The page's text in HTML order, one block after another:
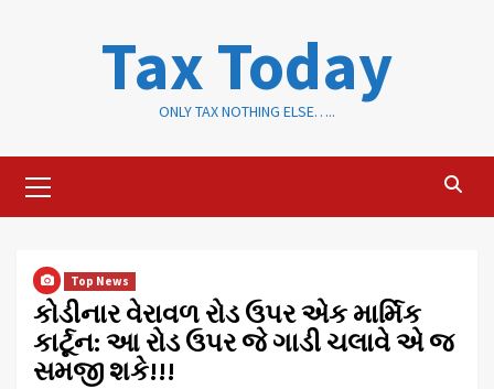
Tax Today
ONLY TAX NOTHING ELSE…..
Menu
Top News
કોડીનાર વેરાવળ રોડ ઉપર એક માર્મિક
કાર્ટૂન: આ રોડ ઉપર જે ગાડી ચલાવે એ જ
સમજી શકે!!!